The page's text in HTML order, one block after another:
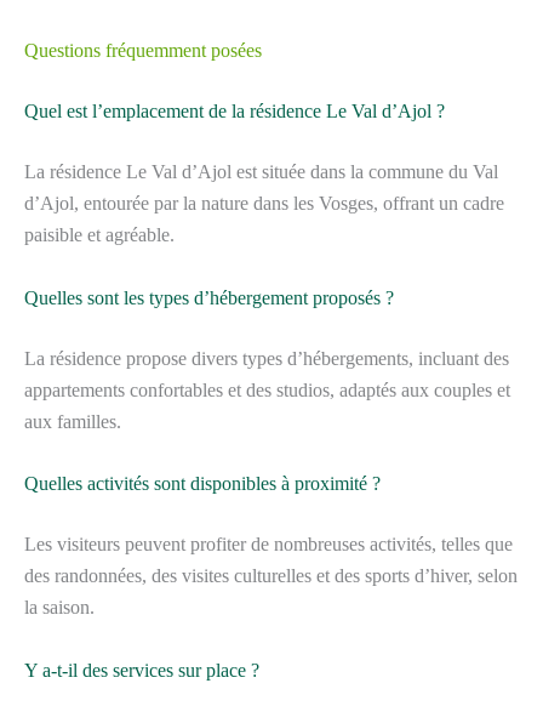
Questions fréquemment posées
Quel est l’emplacement de la résidence Le Val d’Ajol ?
La résidence Le Val d’Ajol est située dans la commune du Val
d’Ajol, entourée par la nature dans les Vosges, offrant un cadre
paisible et agréable.
Quelles sont les types d’hébergement proposés ?
La résidence propose divers types d’hébergements, incluant des
appartements confortables et des studios, adaptés aux couples et
aux familles.
Quelles activités sont disponibles à proximité ?
Les visiteurs peuvent profiter de nombreuses activités, telles que
des randonnées, des visites culturelles et des sports d’hiver, selon
la saison.
Y a-t-il des services sur place ?